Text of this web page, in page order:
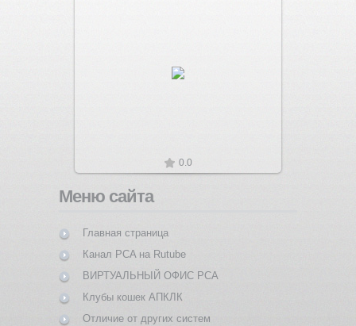
Увеличить
0.0
Меню сайта
Главная страница
Канал PCA на Rutube
ВИРТУАЛЬНЫЙ ОФИС PCA
Клубы кошек АПКЛК
Отличие от других систем